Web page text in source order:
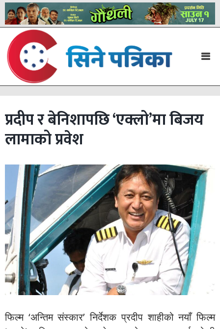
प्रदीप र बेनिशापछि ‘एक्लो’मा बिजय
लामाको प्रवेश
फिल्म ‘अन्तिम संस्कार’ निर्देशक प्रदीप शाहीको नयाँ फिल्म